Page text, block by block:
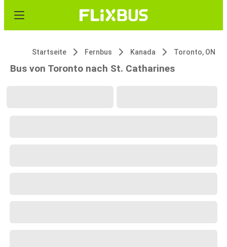
Startseite Fernbus Kanada Toronto, ON
Bus von Toronto nach St. Catharines